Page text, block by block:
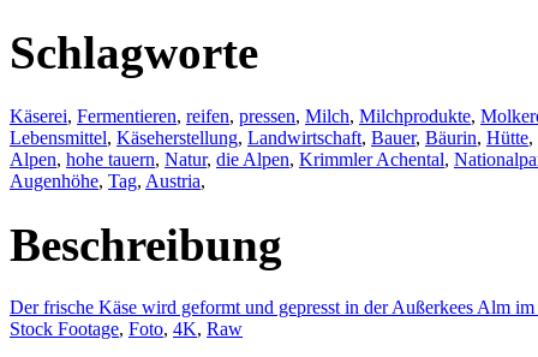
Schlagworte
Käserei, Fermentieren, reifen, pressen, Milch, Milchprodukte,
Lebensmittel, Käseherstellung, Landwirtschaft, Bauer, Bäurin, Hütte,
Alpen, hohe tauern, Natur, die Alpen, Krimmler Achental,
Augenhöhe, Tag, Austria,
Beschreibung
Der frische Käse wird geformt und gepresst in der Außerkees Alm
Stock Footage, Foto, 4K, Raw